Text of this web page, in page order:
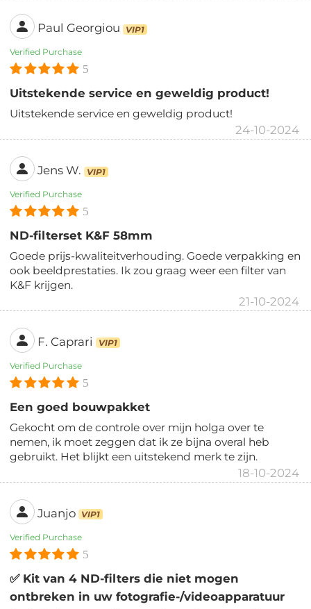
Paul Georgiou VIP1
Verified Purchase
5
Uitstekende service en geweldig product!
Uitstekende service en geweldig product!
24-10-2024
Jens W. VIP1
Verified Purchase
5
ND-filterset K&F 58mm
Goede prijs-kwaliteitverhouding. Goede verpakking en
ook beeldprestaties. Ik zou graag weer een filter van
K&F krijgen.
21-10-2024
F. Caprari VIP1
Verified Purchase
5
Een goed bouwpakket
Gekocht om de controle over mijn holga over te
nemen, ik moet zeggen dat ik ze bijna overal heb
gebruikt. Het blijkt een uitstekend merk te zijn.
18-10-2024
Juanjo VIP1
Verified Purchase
5
✅ Kit van 4 ND-filters die niet mogen
ontbreken in uw fotografie-/videoapparatuur